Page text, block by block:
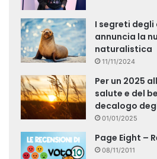
I segreti degli
annuncia la
naturalistica
11/11/2024
Per un 2025
salute e del
decalogo
01/01/2025
Page Eight –
08/11/2011